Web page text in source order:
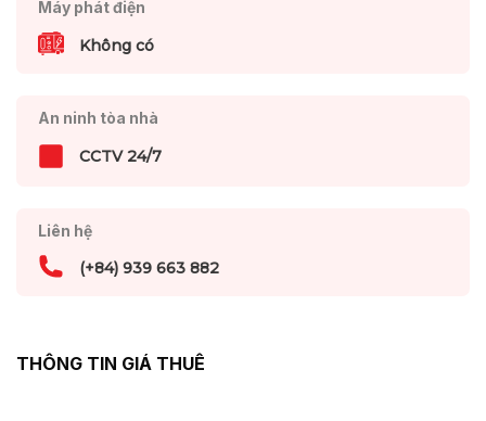
Máy phát điện
Không có
An ninh tòa nhà
CCTV 24/7
Liên hệ
(+84) 939 663 882
THÔNG TIN GIÁ THUÊ